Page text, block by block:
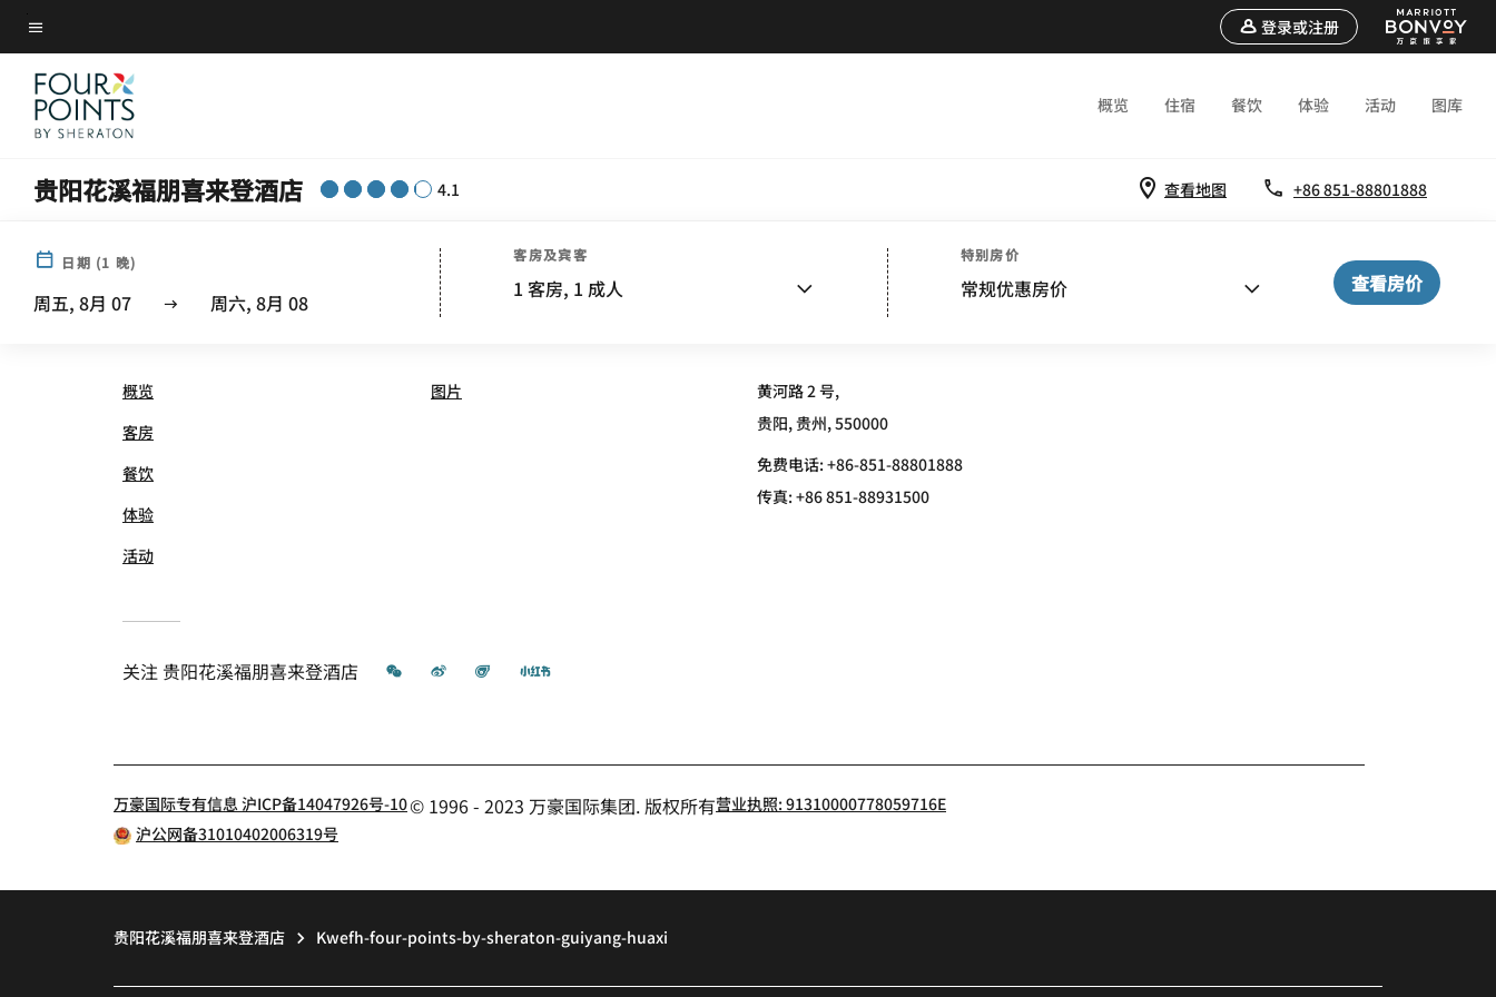
Skip
to
main
content
菜单文本
登录或注册
概览 住宿 餐饮 体验 活动 图库
贵阳花溪福朋喜来登酒店 4.1 查看地图 +86 851-88801888
日期 (1 晚)
周五, 8月 07 周六, 8月 08
客房及宾客
1 客房, 1 成人
特别房价
常规优惠房价 查看房价
FOUR POINTS® BY SHERATON GUIYANG, HUAXI
概览
客房
餐饮
体验
活动
图片
黄河路 2 号,
贵阳, 贵州, 550000
免费电话:+86-851-88801888
传真:+86 851-88931500
关注 贵阳花溪福朋喜来登酒店 微信 微博 飞猪 小红书
万豪国际专有信息 沪ICP备14047926号-10© 1996 - 2023 万豪国际集团. 版权所有营业执照: 91310000778059716E
沪公网备31010402006319号
贵阳花溪福朋喜来登酒店 Kwefh-four-points-by-sheraton-guiyang-huaxi